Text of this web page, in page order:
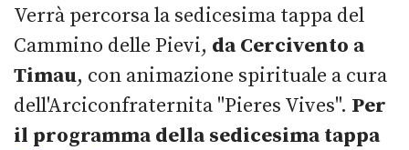
Verrà percorsa la sedicesima tappa del
Cammino delle Pievi, da Cercivento a
Timau, con animazione spirituale a cura
dell'Arciconfraternita "Pieres Vives". Per
il programma della sedicesima tappa